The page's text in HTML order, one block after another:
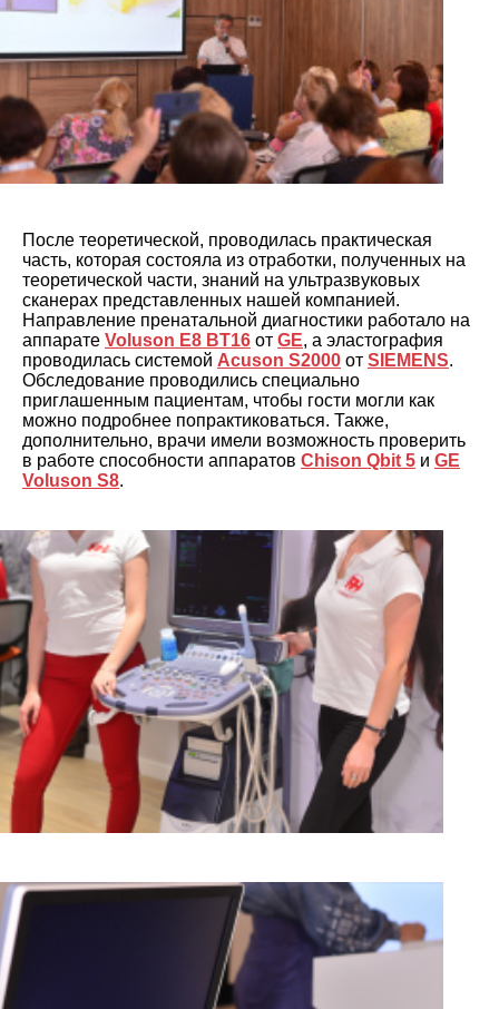
После теоретической, проводилась практическая
часть, которая состояла из отработки, полученных на
теоретической части, знаний на ультразвуковых
сканерах представленных нашей компанией.
Направление пренатальной диагностики работало на
аппарате Voluson E8 BT16 от GE, а эластография
проводилась системой Acuson S2000 от SIEMENS.
Обследование проводились специально
приглашенным пациентам, чтобы гости могли как
можно подробнее попрактиковаться. Также,
дополнительно, врачи имели возможность проверить
в работе способности аппаратов Chison Qbit 5 и GE
Voluson S8.